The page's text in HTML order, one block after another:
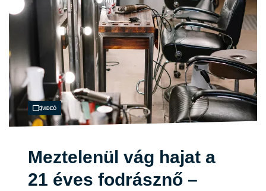
Videó
Meztelenül vág hajat a
21 éves fodrásznő –